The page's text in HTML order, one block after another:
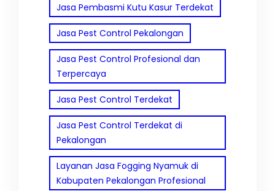
Jasa Pembasmi Kutu Kasur Terdekat
Jasa Pest Control Pekalongan
Jasa Pest Control Profesional dan
Terpercaya
Jasa Pest Control Terdekat
Jasa Pest Control Terdekat di
Pekalongan
Layanan Jasa Fogging Nyamuk di
Kabupaten Pekalongan Profesional